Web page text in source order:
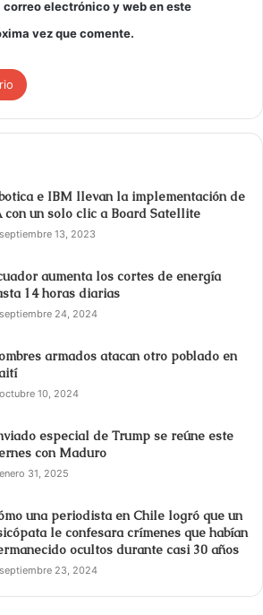
correo electrónico y web en este
vez que comente.
e IBM llevan la implementación de
con un solo clic a Board Satellite
septiembre 13, 2023
aumenta los cortes de energía
14 horas diarias
septiembre 24, 2024
armados atacan otro poblado en
octubre 10, 2024
especial de Trump se reúne este
con Maduro
enero 31, 2025
una periodista en Chile logró que un
le confesara crímenes que habían
ocultos durante casi 30 años
septiembre 23, 2024